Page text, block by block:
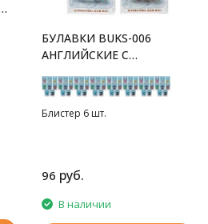
БУЛАВКИ BUKS-006
АНГЛИЙСКИЕ С
GAMMA
Блистер 6 шт.
96 руб.
В наличии